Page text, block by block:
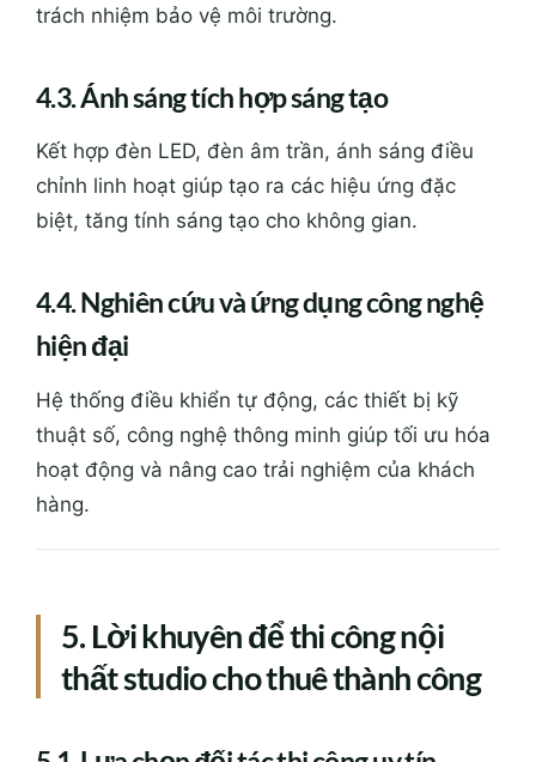
trách nhiệm bảo vệ môi trường.
4.3. Ánh sáng tích hợp sáng tạo
Kết hợp đèn LED, đèn âm trần, ánh sáng điều
chỉnh linh hoạt giúp tạo ra các hiệu ứng đặc
biệt, tăng tính sáng tạo cho không gian.
4.4. Nghiên cứu và ứng dụng công nghệ
hiện đại
Hệ thống điều khiển tự động, các thiết bị kỹ
thuật số, công nghệ thông minh giúp tối ưu hóa
hoạt động và nâng cao trải nghiệm của khách
hàng.
5. Lời khuyên để thi công nội
thất studio cho thuê thành công